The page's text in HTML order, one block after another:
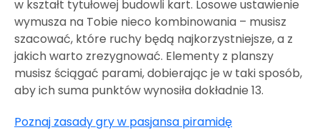
w kształt tytułowej budowli kart. Losowe ustawienie
wymusza na Tobie nieco kombinowania – musisz
szacować, które ruchy będą najkorzystniejsze, a z
jakich warto zrezygnować. Elementy z planszy
musisz ściągać parami, dobierając je w taki sposób,
aby ich suma punktów wynosiła dokładnie 13.
Poznaj zasady gry w pasjansa piramidę